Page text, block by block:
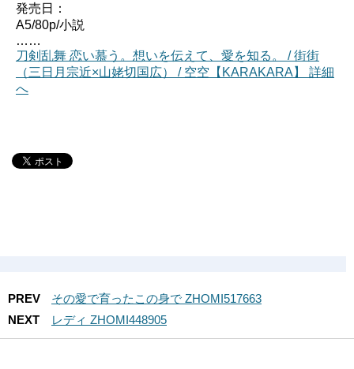
発売日：
A5/80p/小説
……
刀剣乱舞 恋い慕う。想いを伝えて、愛を知る。 / 街街
（三日月宗近×山姥切国広） / 空空【KARAKARA】 詳細
へ
PREV
その愛で育ったこの身で ZHOMI517663
NEXT
レディ ZHOMI448905